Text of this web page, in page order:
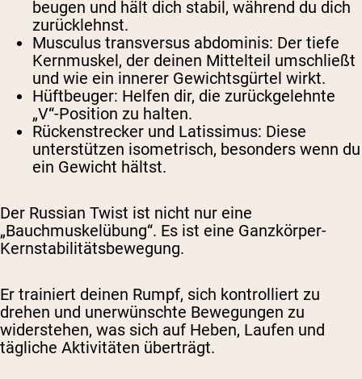
beugen und hält dich stabil, während du dich
zurücklehnst.
Musculus transversus abdominis: Der tiefe
Kernmuskel, der deinen Mittelteil umschließt
und wie ein innerer Gewichtsgürtel wirkt.
Hüftbeuger: Helfen dir, die zurückgelehnte
„V“-Position zu halten.
Rückenstrecker und Latissimus: Diese
unterstützen isometrisch, besonders wenn du
ein Gewicht hältst.
Der Russian Twist ist nicht nur eine
„Bauchmuskelübung“. Es ist eine Ganzkörper-
Kernstabilitätsbewegung.
Er trainiert deinen Rumpf, sich kontrolliert zu
drehen und unerwünschte Bewegungen zu
widerstehen, was sich auf Heben, Laufen und
tägliche Aktivitäten überträgt.